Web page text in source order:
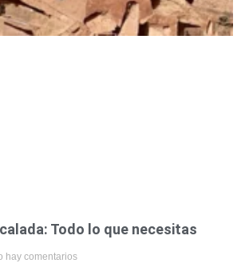
Todo lo que necesitas
hay comentarios